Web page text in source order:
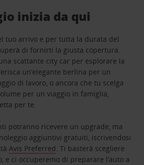
inizia da qui
tuo arrivo e per tutta la durata del
di fornirti la giusta copertura.
scattante city car per esplorare la
un’elegante berlina per un
di lavoro, o ancora che tu scelga
per un viaggio in famiglia,
per te.
potranno ricevere un upgrade, ma
aggiuntivi gratuiti, iscrivendosi
Avis Preferred. Ti basterà scegliere
e ci occuperemo di preparare l’auto a